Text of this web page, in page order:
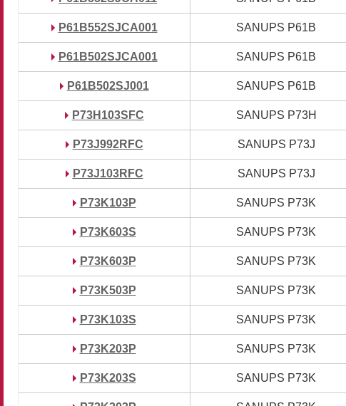
P61B552SJCA001 SANUPS P61B
P61B502SJCA001 SANUPS P61B
P61B502SJ001 SANUPS P61B
P73H103SFC SANUPS P73H
P73J992RFC SANUPS P73J
P73J103RFC SANUPS P73J
P73K103P SANUPS P73K
P73K603S SANUPS P73K
P73K603P SANUPS P73K
P73K503P SANUPS P73K
P73K103S SANUPS P73K
P73K203P SANUPS P73K
P73K203S SANUPS P73K
P61B552SJCA001 SANUPS P61B
P61B502SJCA001 SANUPS P61B
P61B502SJ001 SANUPS P61B
P73H103SFC SANUPS P73H
P73J992RFC SANUPS P73J
P73J103RFC SANUPS P73J
P73K103P SANUPS P73K
P73K603S SANUPS P73K
P73K603P SANUPS P73K
P73K503P SANUPS P73K
P73K103S SANUPS P73K
P73K203P SANUPS P73K
P73K203S SANUPS P73K